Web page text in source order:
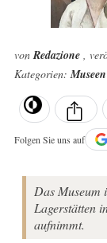
vonRedazione ,
Kategorien:
Folgen Sie uns auf
Das Museum
Lagerstätten
aufnimmt.